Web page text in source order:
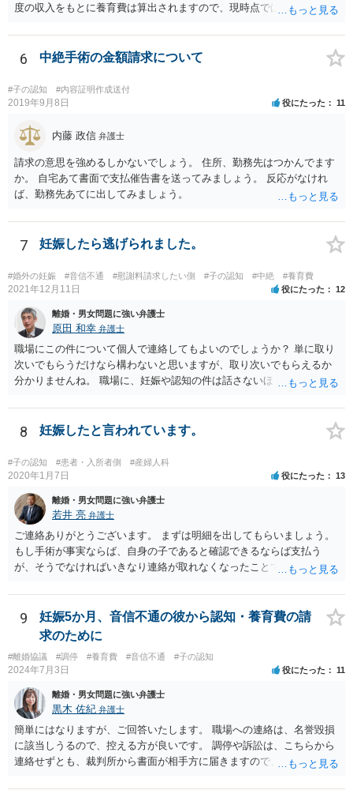
度の収入をもとに養育費は算出されますので、現時点では少額しか取
育費の増額調停を起こすこともできます。 仮に中絶する場合でも、相
手方が妊娠について話し合いをしっかりしてくれない場合には、慰謝
料請求などもできる可能性があります。 いずれにせよ、親御さんとの
関わりが不可欠となると思われますので、一度話し合った上で、法律
事務所へ早めのご相談をされたほうがよろしいかと思います。
6 中絶手術の金額請求について
#子の認知 #内容証明作成送付
2019年9月8日 役にたった 11
内藤 政信 弁護士
請求の意思を強めるしかないでしょう。 住所、勤務先はつかんでます
か。 自宅あて書面で支払催告書を送ってみましょう。 反応がなけれ
ば、勤務先あてに出してみましょう。
7 妊娠したら逃げられました。
#婚外の妊娠 #音信不通 #慰謝料請求したい側 #子の認知 #中絶 #養育費
2021年12月11日 役にたった 12
離婚・男女問題に強い弁護士
原田 和幸 弁護士
職場にこの件について個人で連絡してもよいのでしょうか？ 単に取り
次いでもらうだけなら構わないと思いますが、取り次いでもらえるか
分かりませんね。 職場に、妊娠や認知の件は話さないほうがよいと思
難しいと思われれば、弁護士に入ってもらうことも検討されてくださ
い。 一度、お近くの弁護士に相談されてみてもよいと思います。
8 妊娠したと言われています。
#子の認知 #患者・入所者側 #産婦人科
2020年1月7日 役にたった 13
離婚・男女問題に強い弁護士
若井 亮 弁護士
ご連絡ありがとうございます。 まずは明細を出してもらいましょう。
もし手術が事実ならば、自身の子であると確認できるならば支払う
が、そうでなければいきなり連絡が取れなくなったことで不信感もあ
してはいかがでしょうか。 代理人となる場合ですが、事務所ごとにま
ちまちです。 弊所の場合、交渉をお受けするとなると20万円くらいが
多いかと思います。
9
妊娠5か月、音信不通の彼から認知・養育費の請
求のために
#離婚協議 #調停 #養育費 #音信不通 #子の認知
2024年7月3日 役にたった 11
離婚・男女問題に強い弁護士
黒木 佐紀 弁護士
簡単にはなりますが、ご回答いたします。 職場への連絡は、名誉毀損
に該当しうるので、控える方が良いです。 調停や訴訟は、こちらから
連絡せずとも、裁判所から書面が相手方に届きますので、連絡不要で